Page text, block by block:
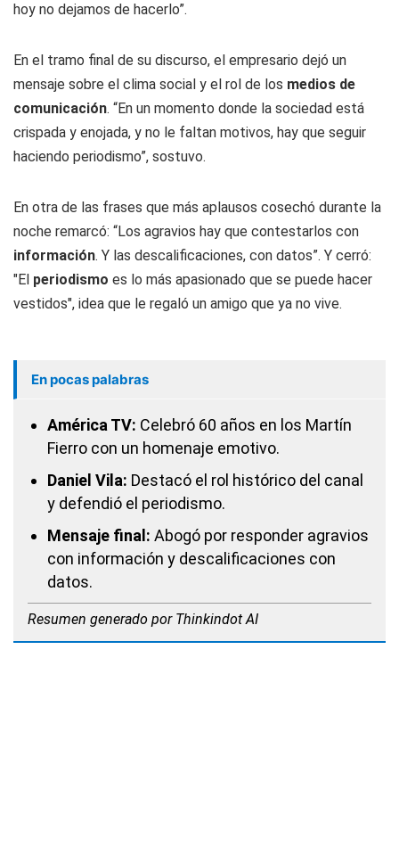
hoy no dejamos de hacerlo”.
En el tramo final de su discurso, el empresario dejó un
mensaje sobre el clima social y el rol de los medios de
comunicación. “En un momento donde la sociedad está
crispada y enojada, y no le faltan motivos, hay que seguir
haciendo periodismo”, sostuvo.
En otra de las frases que más aplausos cosechó durante la
noche remarcó: “Los agravios hay que contestarlos con
información. Y las descalificaciones, con datos”. Y cerró:
"El periodismo es lo más apasionado que se puede hacer
vestidos", idea que le regaló un amigo que ya no vive.
En pocas palabras
América TV: Celebró 60 años en los Martín
Fierro con un homenaje emotivo.
Daniel Vila: Destacó el rol histórico del canal
y defendió el periodismo.
Mensaje final: Abogó por responder agravios
con información y descalificaciones con
datos.
Resumen generado por Thinkindot AI